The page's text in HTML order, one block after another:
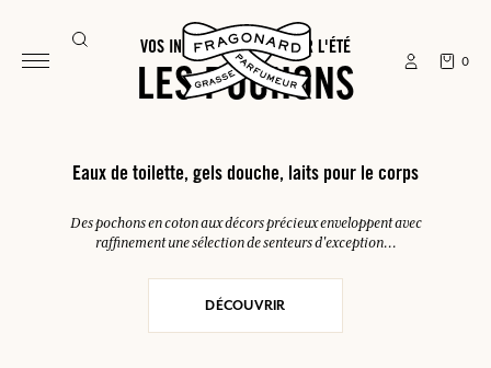
0
VOS INDISPENSABLES POUR L'ÉTÉ
LES POCHONS
Eaux de toilette, gels douche, laits pour le corps
Des pochons en coton aux décors précieux enveloppent avec
raffinement une sélection de senteurs d'exception...
DÉCOUVRIR